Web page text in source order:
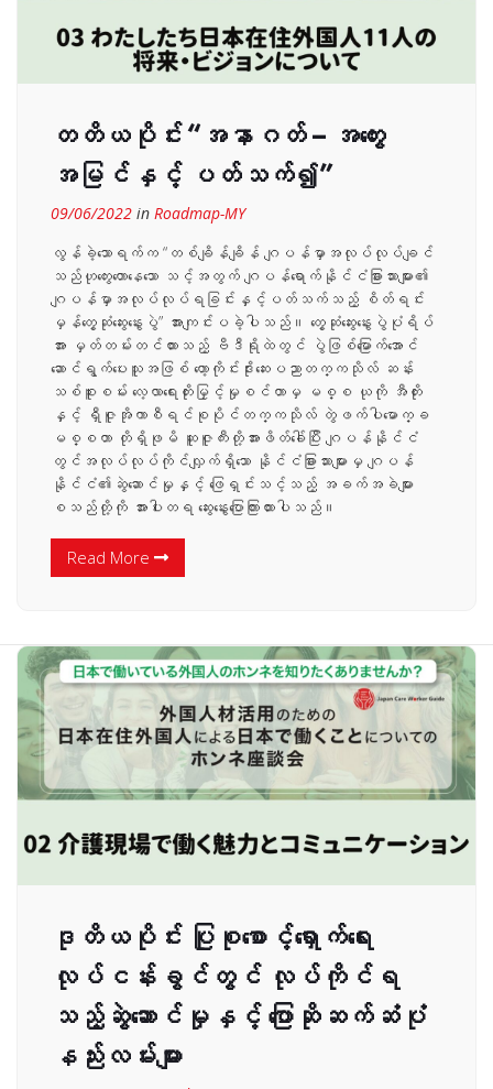
တတိယပိုင်း “အနာဂတ် – အတွေး
အမြင်နှင့် ပတ်သက်၍”
09/06/2022 in Roadmap-MY
လွန်ခဲ့သောရက်က “တစ်ချိန်ချိန် ဂျပန်မှာအလုပ်လုပ်ချင်
သည်ဟုတွေးတောနေသော သင့်အတွက် ဂျပန်ရောက်နိုင်ငံခြားသားများ၏
ဂျပန်မှာအလုပ်လုပ်ရခြင်းနှင့်ပတ်သက်သည့် စိတ်ရင်း
မှန်တွေ့ဆုံဆွေးနွေးပွဲ” အားကျင်းပခဲ့ပါသည်။ တွေ့ဆုံဆွေးနွေးပွဲပုံရိပ်
အား မှတ်တမ်းတင်ထားသည့် ဗီဒီရိုထဲတွင် ပွဲဖြစ်မြောက်အောင်
ဆောင်ရွက်ပေးသူအဖြစ် ဟော့ကိုင်းဒိုးဆေးပညာတက္ကသိုလ် ဆန်း
သစ်စူးစမ်း လေ့လာရေးတိုးမြှင့်မှုစင်တာမှ မစ္စ ယုကို အီတိုး
နှင့် ရှီဇူအိုကာစီရင်စုပိုင်တက္ကသိုလ် တွဲဖက်ပါမောက္ခ
မစ္စတာ တိုရှိဖုမိ ဆူဇူကီးတို့အားဖိတ်ခေါ်ပြီး ဂျပန်နိုင်ငံ
တွင်အလုပ်လုပ်ကိုင်လျှက်ရှိသော နိုင်ငံခြားသားများမှ ဂျပန်
နိုင်ငံ၏ဆွဲဆောင်မှုနှင့် ဖြေရှင်းသင့်သည့် အခက်အခဲများ
စသည်တို့ကို အားပါးတရ ဆွေးနွေးပြောကြားထားပါသည်။
Read More
ဒုတိယပိုင်း ပြုစုစောင့်ရှောက်ရေး
လုပ်ငန်းခွင်တွင် လုပ်ကိုင်ရ
သည့်ဆွဲဆောင်မှုနှင့် ပြောဆိုဆက်ဆံပုံ
နည်းလမ်းများ